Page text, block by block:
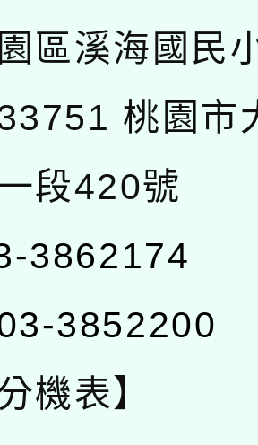
區溪海國民
桃園市
段420號
3862174
3852200
機表】